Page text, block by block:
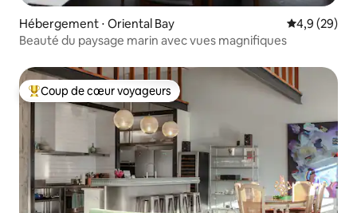
Hébergement ⋅ Oriental Bay Évaluation
4,9 (29)
Beauté du paysage marin avec vues magnifiques
Coups de cœur voyageurs les plus appréciés
Coup de cœur voyageurs